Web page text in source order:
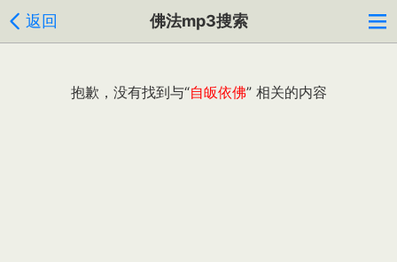
返回 佛法mp3搜索
抱歉，没有找到与“自皈依佛” 相关的内容